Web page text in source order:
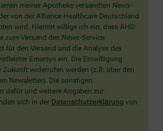
meiner Apotheke versandten News-
von der Alliance Healthcare Deutschland
wird. Hiermit willige ich ein, dass AHD
zum Versand des News-Service
für den Versand und die Analyse des
Emarsys ein. Die Einwilligung
Zukunft widerrufen werden (z.B. über den
Newsletter). Die sonstigen
dafür und weitere Angaben zur
sich in der Datenschutzerklärung von